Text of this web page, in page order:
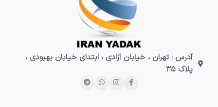
آدرس : تهران ، خیابان آزادی ، ابتدای خیابان بهبودی ،
پلاک ۳۵